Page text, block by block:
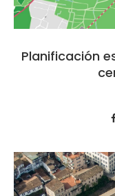
Planificación